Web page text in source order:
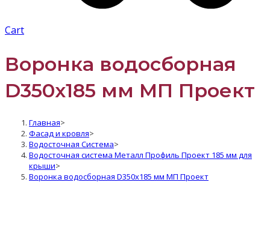
Cart
Воронка водосборная
D350х185 мм МП Проект
Главная>
Фасад и кровля>
Водосточная Система>
Водосточная система Металл Профиль Проект 185 мм для
крыши>
Воронка водосборная D350х185 мм МП Проект